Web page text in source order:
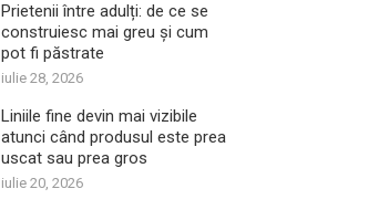
Prietenii între adulți: de ce se
construiesc mai greu și cum
pot fi păstrate
iulie 28, 2026
Liniile fine devin mai vizibile
atunci când produsul este prea
uscat sau prea gros
iulie 20, 2026